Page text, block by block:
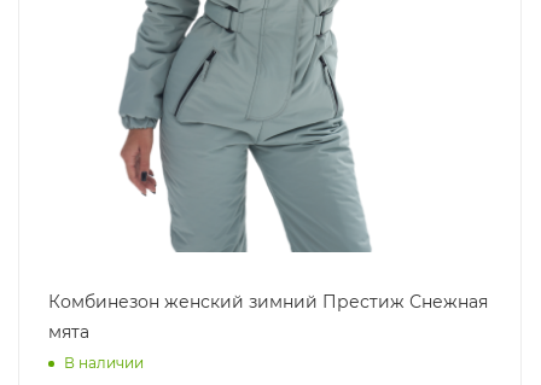
Комбинезон женский зимний Престиж Снежная
мята
В наличии